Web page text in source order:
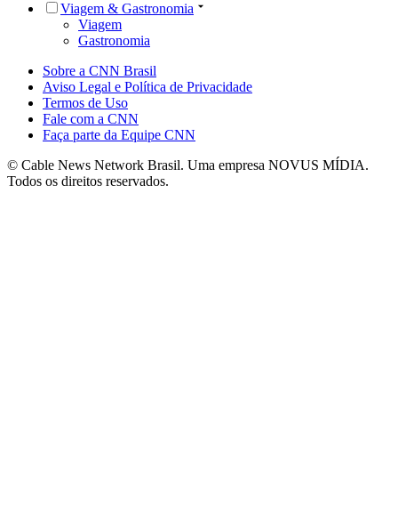
Viagem & Gastronomia
Viagem
Gastronomia
Sobre a CNN Brasil
Aviso Legal e Política de Privacidade
Termos de Uso
Fale com a CNN
Faça parte da Equipe CNN
© Cable News Network Brasil. Uma empresa NOVUS MÍDIA.
Todos os direitos reservados.